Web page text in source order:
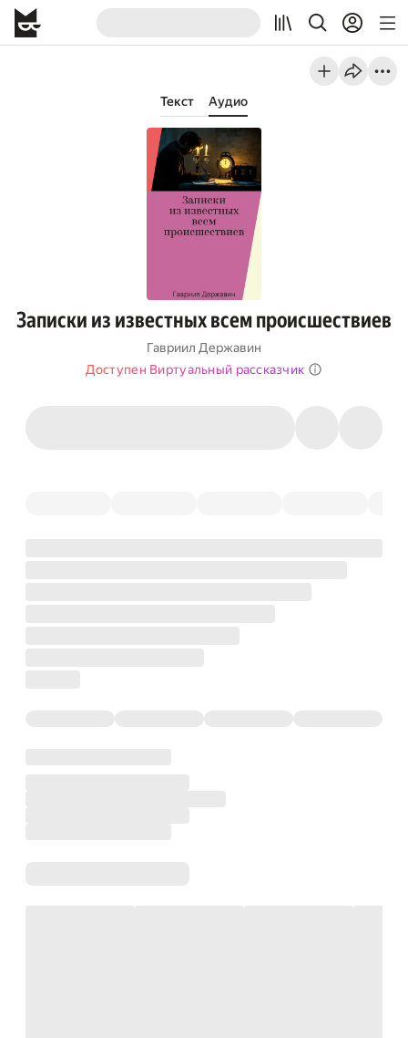
Текст Аудио
Записки из известных всем происшествиев
Гавриил Державин
Доступен Виртуальный рассказчик